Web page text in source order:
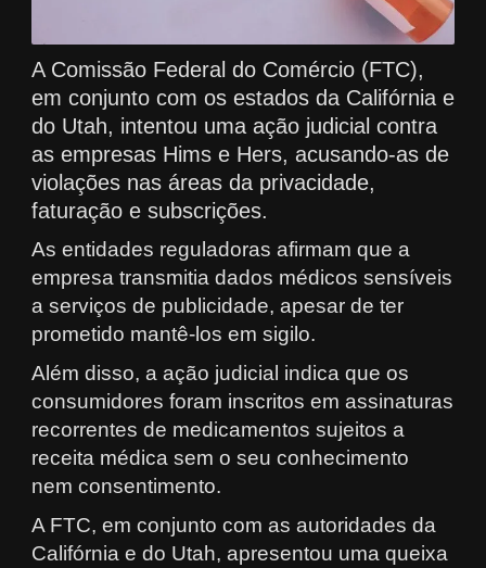
A Comissão Federal do Comércio (FTC),
em conjunto com os estados da Califórnia e
do Utah, intentou uma ação judicial contra
as empresas Hims e Hers, acusando-as de
violações nas áreas da privacidade,
faturação e subscrições.
As entidades reguladoras afirmam que a
empresa transmitia dados médicos sensíveis
a serviços de publicidade, apesar de ter
prometido mantê-los em sigilo.
Além disso, a ação judicial indica que os
consumidores foram inscritos em assinaturas
recorrentes de medicamentos sujeitos a
receita médica sem o seu conhecimento
nem consentimento.
A FTC, em conjunto com as autoridades da
Califórnia e do Utah, apresentou uma queixa